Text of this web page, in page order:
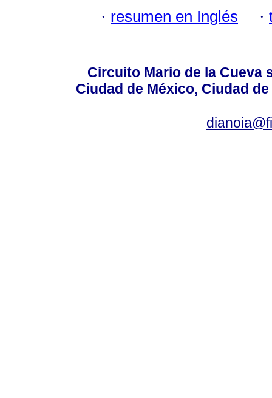
· resumen en Inglés ·
Circuito Mario de la Cueva
Ciudad de México, Ciudad